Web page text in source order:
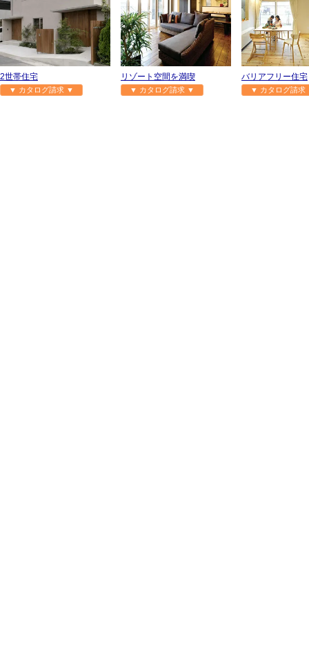
2世帯住宅
▼ カタログ請求 ▼
リゾート空間を満喫
▼ カタログ請求 ▼
バリアフリー住宅
▼ カタログ請